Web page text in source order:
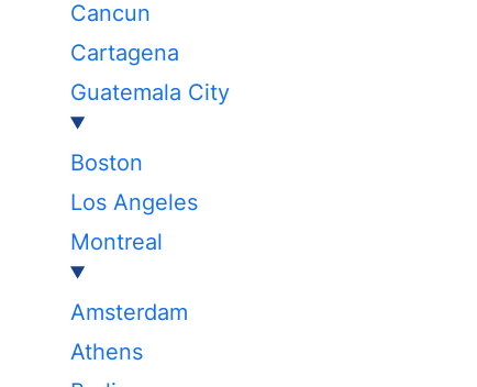
Cancun
Cartagena
Guatemala City
Boston
Los Angeles
Montreal
Amsterdam
Athens